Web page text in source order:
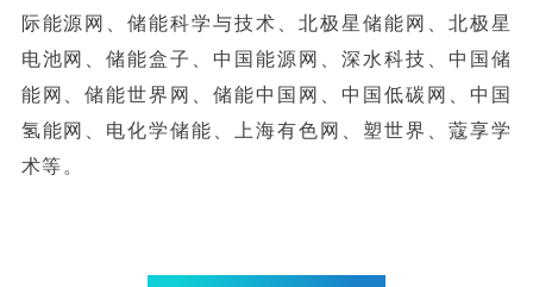
际能源网、储能科学与技术、北极星储能网、北极星
电池网、储能盒子、中国能源网、深水科技、中国储
能网、储能世界网、储能中国网、中国低碳网、中国
氢能网、电化学储能、上海有色网、塑世界、蔻享学
术等。